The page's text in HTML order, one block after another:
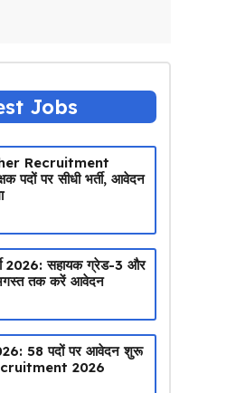
Jobs
Recruitment
पदों पर सीधी भर्ती, आवेदन
2026: सहायक ग्रेड-3 और
तक करें आवेदन
58 पदों पर आवेदन शुरू
2026